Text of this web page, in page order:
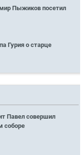
Пыжиков посетил
Гурия о старце
Павел совершил
соборе